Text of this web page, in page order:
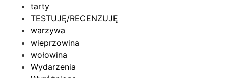
tarty
TESTUJĘ/RECENZUJĘ
warzywa
wieprzowina
wołowina
Wydarzenia